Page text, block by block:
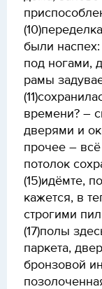
были
под ногами,
рамы
времени? –
дверями и
прочее – всё
потолок
(15)идёмте,
кажется, в
строгими
(17)полы
паркета,
бронзовой